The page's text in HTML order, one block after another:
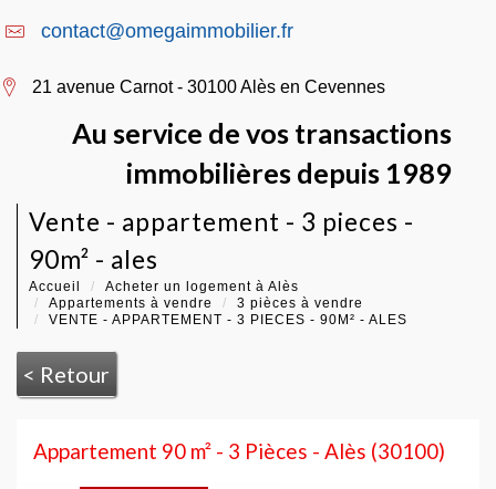
contact@omegaimmobilier.fr
21 avenue Carnot - 30100 Alès en Cevennes
Au service de vos transactions
immobilières depuis 1989
vente - appartement - 3 pieces -
90m² - ales
Accueil
Acheter un logement à Alès
Appartements à vendre
3 pièces à vendre
VENTE - APPARTEMENT - 3 PIECES - 90M² - ALES
< Retour
Appartement 90 m² - 3 Pièces - Alès (30100)